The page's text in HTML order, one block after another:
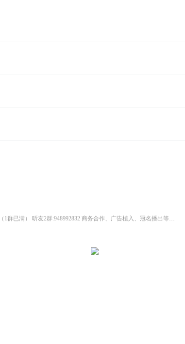
播音主持专业 有声小说播讲者 企鹅听友1群:930508776（1群已满） 听友2群:948992832 商务合作、广告植入、冠名播出等请私聊